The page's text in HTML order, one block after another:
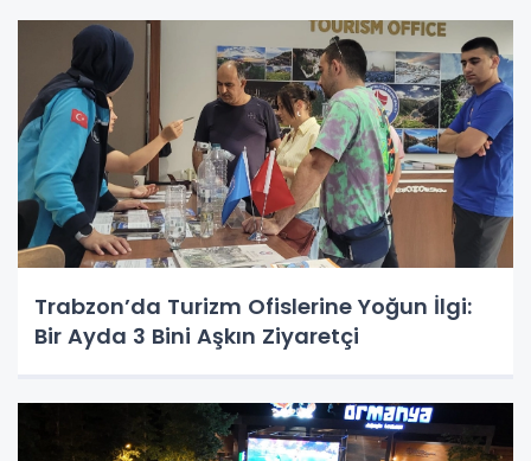
Trabzon’da Turizm Ofislerine Yoğun İlgi:
Bir Ayda 3 Bini Aşkın Ziyaretçi